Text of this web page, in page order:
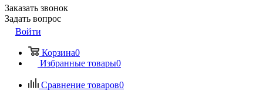
Заказать звонок
Задать вопрос
Войти
Корзина0
Избранные товары0
Сравнение товаров0